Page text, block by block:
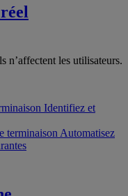
n’affectent les utilisateurs.
Identifiez et
terminaison Automatisez